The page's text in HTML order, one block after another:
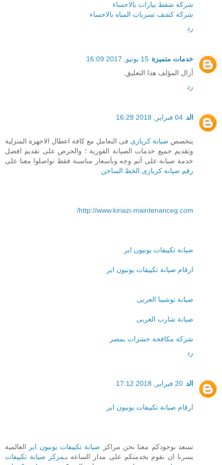
شركة شفط بيارات بالاحساء
شركة كشف تسربات المياه بالاحساء
رد
خدمات متميزة 15 يونيو, 2017 16:09
أزال المؤلف هذا التعليق.
رد
الد 04 فبراير, 2018 16:28
يتخصص صيانة كريازى فى التعامل مع كافة اعطال الاجهزة المنزلية
وتقديم جميع خدمات الصيانة الفورية ؛ والحرص على تقديم افضل
خدمة صيانة على أتم وجه وبأسعار مناسبة فقط تواصلوا معنا على
رقم صيانة كريازى الخط الساخن
http://www.kiriazi-maintenanceg.com/
صيانة تكييفات يونيون اير
ارقام صيانة تكييفات يونيون اير
صيانة توشيبا العربى
صيانة شارب العربى
شركة مكافحة حشرات بمصر
رد
الد 20 فبراير, 2018 17:12
ارقام صيانة تكييفات يونيون اير
نسعد بوجودكم معنا نحن مراكز صيانة تكييفات يونيون اير
العالمية
يسرنا ان نقوم بخدمتكم على مدار الساعه بـمركز صيانة تكييفات